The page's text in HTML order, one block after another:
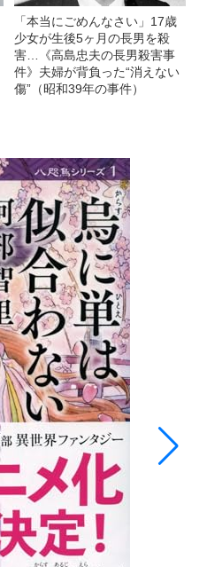
「本当にごめんなさい」17歳
少女が生後5ヶ月の長男を殺
害…《高島忠夫の長男殺害事
件》夫婦が背負った“消えない
傷”（昭和39年の事件）